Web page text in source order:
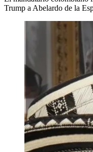
Trump a Abelardo de la